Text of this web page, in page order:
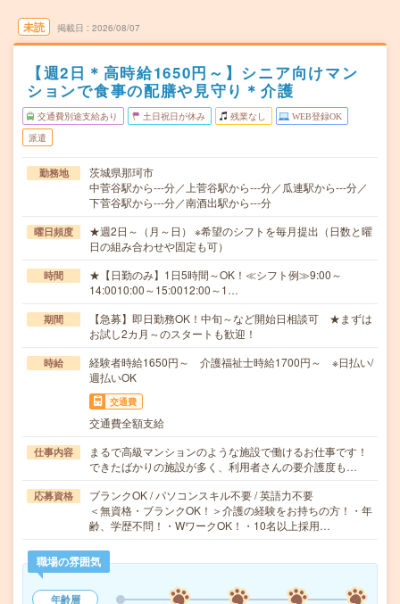
未読 掲載日 2026/08/07
【週2日＊高時給1650円～】シニア向けマン
ションで食事の配膳や見守り＊介護
交通費別途支給あり 土日祝日が休み 残業なし WEB登録OK
派遣
勤務地
茨城県那珂市
中菅谷駅から---分／上菅谷駅から---分／瓜連駅から---分／
下菅谷駅から---分／南酒出駅から---分
曜日頻度
★週2日～（月～日） ※希望のシフトを毎月提出（日数と曜
日の組み合わせや固定も可）
時間
★【日勤のみ】1日5時間～OK！≪シフト例≫9:00～
14:0010:00～15:0012:00～1…
期間
【急募】即日勤務OK！中旬～など開始日相談可 ★まずは
お試し2カ月～のスタートも歓迎！
時給
経験者時給1650円～ 介護福祉士時給1700円～ ※日払い/
週払いOK
交通費
交通費全額支給
仕事内容
まるで高級マンションのような施設で働けるお仕事です！
できたばかりの施設が多く、利用者さんの要介護度も…
応募資格
ブランクOK / パソコンスキル不要 / 英語力不要
＜無資格・ブランクOK！＞介護の経験をお持ちの方！・年
齢、学歴不問！・WワークOK！・10名以上採用…
職場の雰囲気
年齢層